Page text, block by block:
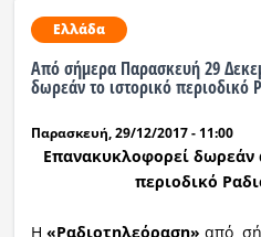
Ελλάδα
Aπό σήμερα Παρασκευή 29
δωρεάν το ιστορικό περιοδικό
Παρασκευή, 29/12/2017 - 11:00
Επανακυκλοφορεί δωρεάν
περιοδικό
Η «Ραδιοτηλεόραση» από